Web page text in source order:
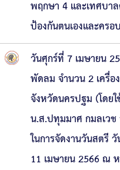
พฤกษา 4 และเทศบา
ป้องกันตนเองและคร
วันศุกร์ที่ 7 เมษายน
พัดลม จำนวน 2 เครื่อ
จังหวัดนครปฐม (โดย
น.ส.ปทุมมาศ กมลเว
ในการจัดงานวันสตรี
11 เมษายน 2566 ณ